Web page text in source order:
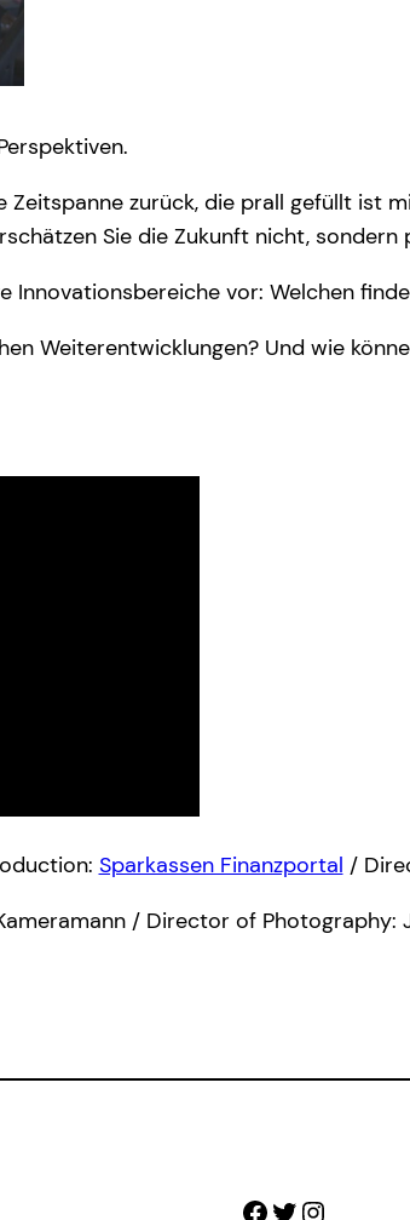
zurück, die prall gefüllt ist
Sie die Zukunft nicht, sondern
vor: Welchen
Weiterentwicklungen? Und wie
Sparkassen Finanzportal /
/ Director of Photography:
Facebook
Twitter
Instagram